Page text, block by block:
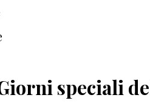
speciali